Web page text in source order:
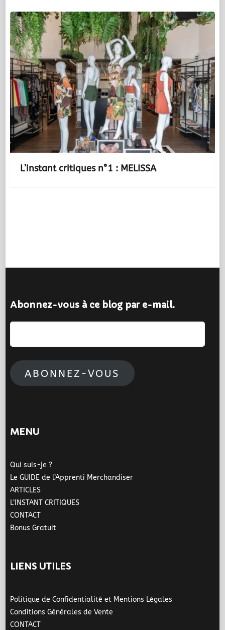
L’instant critiques n°1 : MELISSA
Abonnez-vous à ce blog par e-mail.
e-
mail :
ABONNEZ-VOUS
MENU
Qui suis-je ?
Le GUIDE de l’Apprenti Merchandiser
ARTICLES
L’INSTANT CRITIQUES
CONTACT
Bonus Gratuit
LIENS UTILES
Politique de Confidentialité et Mentions Légales
Conditions Générales de Vente
CONTACT